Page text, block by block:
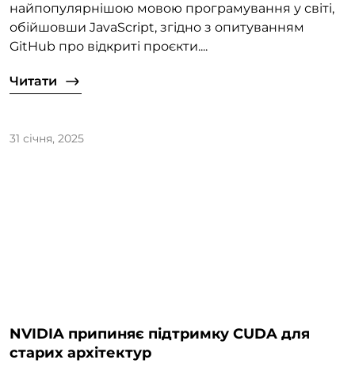
найпопулярнішою мовою програмування у світі,
обійшовши JavaScript, згідно з опитуванням
GitHub про відкриті проєкти....
Читати
31 січня, 2025
NVIDIA припиняє підтримку CUDA для
старих архітектур